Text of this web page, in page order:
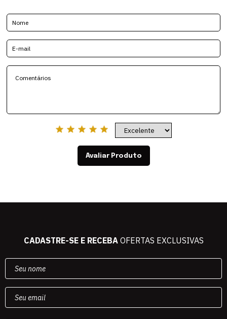
Avaliar Produto
CADASTRE-SE E RECEBAOFERTAS EXCLUSIVAS